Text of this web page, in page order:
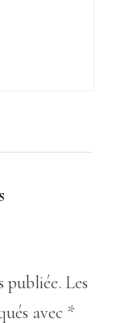
publiée. Les
avec *